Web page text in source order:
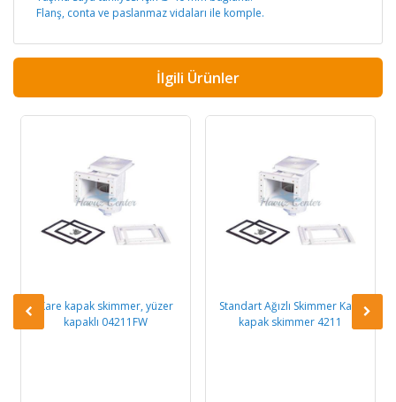
Flanş, conta ve paslanmaz vidaları ile komple.
İlgili Ürünler
Kare kapak skimmer, yüzer
kapaklı 04211FW
Standart Ağızlı Skimmer Kare
kapak skimmer 4211